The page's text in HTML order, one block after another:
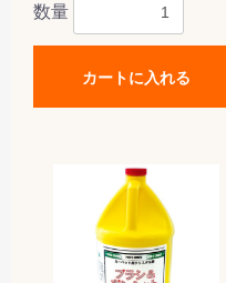
数量
カートに入れる